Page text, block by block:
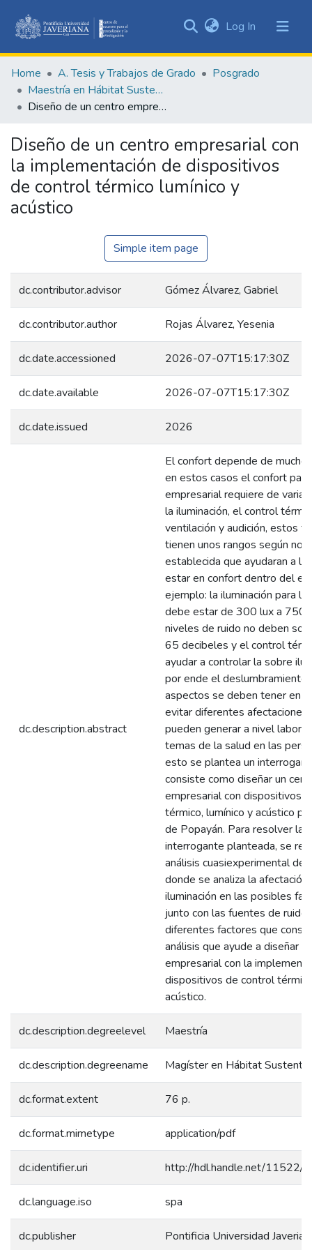
&
Collections
All of DSpace
Statistics
Log In (current)
Home A. Tesis y Trabajos de Grado
Posgrado
Maestría en Hábitat Sustentable
Diseño de un centro empresarial con la implementación de dispositivos de control térmico lumínico y acústico
Diseño de un centro empresarial con
la implementación de dispositivos
de control térmico lumínico y
acústico
Simple item page
dc.contributor.advisor Gómez Álvarez, Gabriel
dc.contributor.author Rojas Álvarez, Yesenia
dc.date.accessioned 2026-07-07T15:17:30Z
dc.date.available 2026-07-07T15:17:30Z
dc.date.issued 2026
dc.description.abstract
El confort depende de
en estos casos el confort
empresarial requiere de
la iluminación, el control
ventilación y audición, estos
tienen unos rangos según
establecida que ayudaran a
estar en confort dentro del
ejemplo: la iluminación para
debe estar de 300 lux a 750
niveles de ruido no deben
65 decibeles y el control
ayudar a controlar la sobre
por ende el
aspectos se deben tener en
evitar diferentes afectaciones
pueden generar a nivel
temas de la salud en las
esto se plantea un
consiste como diseñar un
empresarial con dispositivos
térmico, lumínico y acústico
de Popayán. Para resolver la
interrogante planteada, se
análisis cuasiexperimental del
donde se analiza la
iluminación en las posibles
junto con las fuentes de ruido
diferentes factores que
análisis que ayude a diseñar
empresarial con la
dispositivos de control
acústico.
dc.description.degreelevel Maestría
dc.description.degreename Magíster en Hábitat
dc.format.extent 76 p.
dc.format.mimetype application/pdf
dc.identifier.uri http://hdl.handle.net/11522/
dc.language.iso spa
dc.publisher Pontificia Universidad